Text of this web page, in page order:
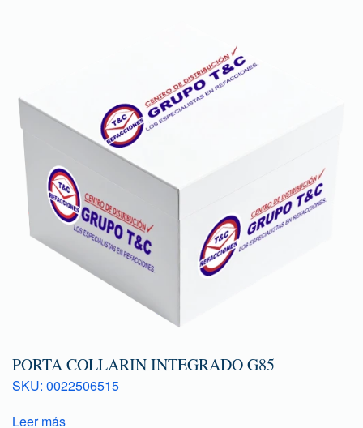
PORTA COLLARIN INTEGRADO G85
SKU: 0022506515
Leer más